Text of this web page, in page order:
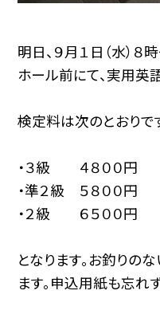
明日、９月１日（水）
ホール前にて、実用英
検定料は次のとおりで
・３級 ４８００円
・準２級 ５８００円
・２級 ６５００円
となります。お釣りの
ます。申込用紙も忘れ